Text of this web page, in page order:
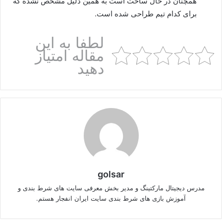
برای کدام تیم طراحی شده است.
لطفا به این
مقاله امتیاز
دهید
golsar
مدرس دیجیتال مارکتینگ و مدیر بخش معرفی سایت های شرط بندی و
آموزش بازی های شرط بندی سایت ایران انفجار هستم.